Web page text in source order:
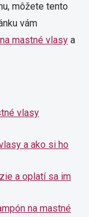
môžete tento
vám
mastné vlasy a
vlasy
a ako si ho
a oplatí sa im
na mastné